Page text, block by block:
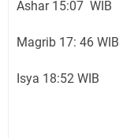
Ashar 15:07 WIB
Magrib 17: 46 WIB
Isya 18:52 WIB